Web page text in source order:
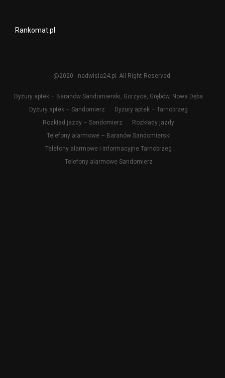
Rankomat.pl
@2020 - nadwisla24.pl. All Right Reserved.
Dyżury aptek – Baranów Sandomierski, Gorzyce, Grębów, Nowa Dęba
Dyżury aptek – Sandomierz
Dyżury aptek – Tarnobrzeg
Rozkład jazdy – Sandomierz
Rozkłady jazdy
Telefony alarmowe – Baranów Sandomierski
Telefony alarmowe i informacyjne Tarnobrzeg
Telefony alarmowe Sandomierz